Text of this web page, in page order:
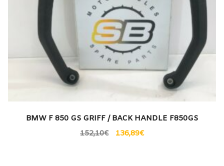
BMW F 850 GS GRIFF / BACK HANDLE F850GS
152,10€ 136,89€